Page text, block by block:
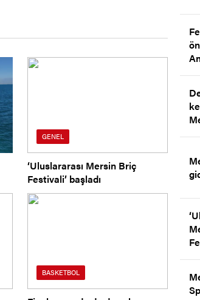
GENEL
‘Uluslararası Mersin Briç
Festivali’ başladı
BASKETBOL